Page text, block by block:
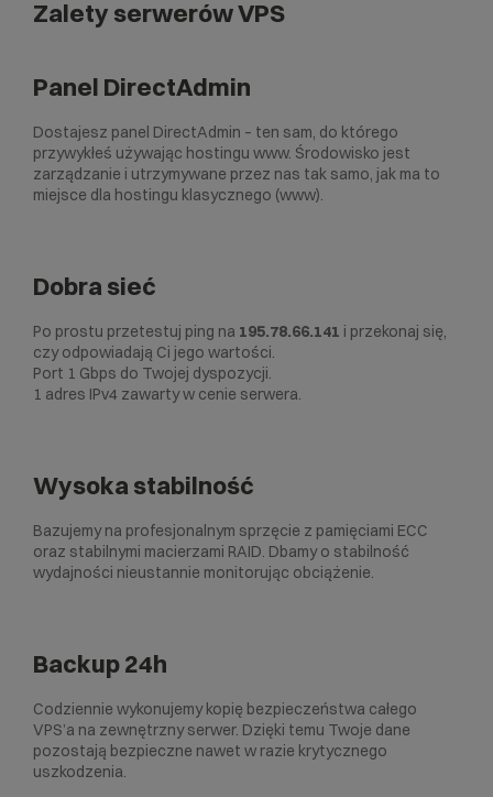
Zalety serwerów VPS
Panel DirectAdmin
Dostajesz panel DirectAdmin – ten sam, do którego
przywykłeś używając hostingu www. Środowisko jest
zarządzanie i utrzymywane przez nas tak samo, jak ma to
miejsce dla hostingu klasycznego (www).
Dobra sieć
Po prostu przetestuj ping na 195.78.66.141 i przekonaj się,
czy odpowiadają Ci jego wartości.
Port 1 Gbps do Twojej dyspozycji.
1 adres IPv4 zawarty w cenie serwera.
Wysoka stabilność
Bazujemy na profesjonalnym sprzęcie z pamięciami ECC
oraz stabilnymi macierzami RAID. Dbamy o stabilność
wydajności nieustannie monitorując obciążenie.
Backup 24h
Codziennie wykonujemy kopię bezpieczeństwa całego
VPS’a na zewnętrzny serwer. Dzięki temu Twoje dane
pozostają bezpieczne nawet w razie krytycznego
uszkodzenia.